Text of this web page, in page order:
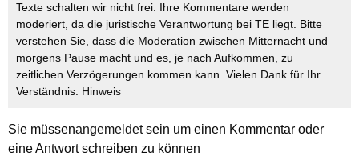
Texte schalten wir nicht frei. Ihre Kommentare werden
moderiert, da die juristische Verantwortung bei TE liegt. Bitte
verstehen Sie, dass die Moderation zwischen Mitternacht und
morgens Pause macht und es, je nach Aufkommen, zu
zeitlichen Verzögerungen kommen kann. Vielen Dank für Ihr
Verständnis. Hinweis
Sie müssenangemeldetsein um einen Kommentar oder
eine Antwort schreiben zu können